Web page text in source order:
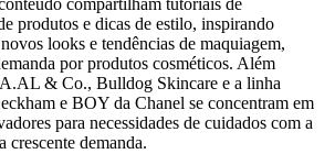
compartilham tutoriais de
produtos e dicas de estilo, inspirando
looks e tendências de maquiagem,
por produtos cosméticos. Além
& Co., Bulldog Skincare e a linha
e BOY da Chanel se concentram em
para necessidades de cuidados com a
crescente demanda.